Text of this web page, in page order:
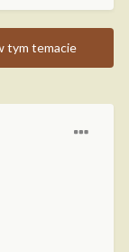
tym temacie